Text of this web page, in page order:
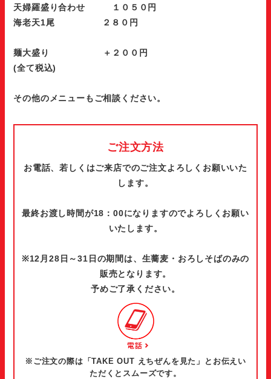
天婦羅盛り合わせ １０５０円
海老天1尾 ２８０円
麺大盛り ＋２００円
(全て税込)
その他のメニューもご相談ください。
ご注文方法
お電話、若しくはご来店でのご注文よろしくお願いいた
します。
最終お渡し時間が18：00になりますのでよろしくお願い
いたします。
※12月28日～31日の期間は、生蕎麦・おろしそばのみの
販売となります。
予めご了承ください。
※ご注文の際は「TAKE OUT えちぜんを見た」とお伝えい
ただくとスムーズです。